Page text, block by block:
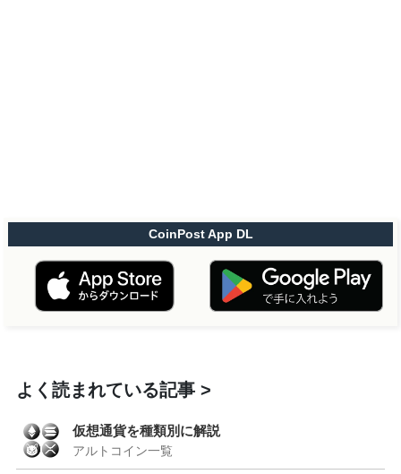
CoinPost App DL
よく読まれている記事
仮想通貨を種類別に解説
アルトコイン一覧